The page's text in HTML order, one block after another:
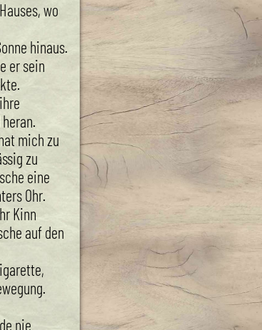
wo
hinaus.
er sein
mich zu
zu
eine
Ohr.
Kinn
auf den
nie